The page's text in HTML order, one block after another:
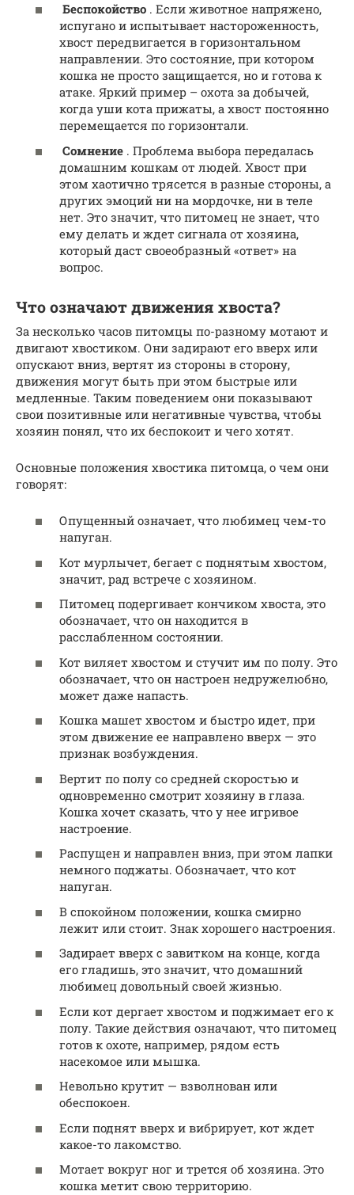
Беспокойство . Если животное напряжено,
испугано и испытывает настороженность,
хвост передвигается в горизонтальном
направлении. Это состояние, при котором
кошка не просто защищается, но и готова к
атаке. Яркий пример – охота за добычей,
когда уши кота прижаты, а хвост постоянно
перемещается по горизонтали.
Сомнение . Проблема выбора передалась
домашним кошкам от людей. Хвост при
этом хаотично трясется в разные стороны, а
других эмоций ни на мордочке, ни в теле
нет. Это значит, что питомец не знает, что
ему делать и ждет сигнала от хозяина,
который даст своеобразный «ответ» на
вопрос.
Что означают движения хвоста?
За несколько часов питомцы по-разному мотают и
двигают хвостиком. Они задирают его вверх или
опускают вниз, вертят из стороны в сторону,
движения могут быть при этом быстрые или
медленные. Таким поведением они показывают
свои позитивные или негативные чувства, чтобы
хозяин понял, что их беспокоит и чего хотят.
Основные положения хвостика питомца, о чем они
говорят:
Опущенный означает, что любимец чем-то
напуган.
Кот мурлычет, бегает с поднятым хвостом,
значит, рад встрече с хозяином.
Питомец подергивает кончиком хвоста, это
обозначает, что он находится в
расслабленном состоянии.
Кот виляет хвостом и стучит им по полу. Это
обозначает, что он настроен недружелюбно,
может даже напасть.
Кошка машет хвостом и быстро идет, при
этом движение ее направлено вверх — это
признак возбуждения.
Вертит по полу со средней скоростью и
одновременно смотрит хозяину в глаза.
Кошка хочет сказать, что у нее игривое
настроение.
Распущен и направлен вниз, при этом лапки
немного поджаты. Обозначает, что кот
напуган.
В спокойном положении, кошка смирно
лежит или стоит. Знак хорошего настроения.
Задирает вверх с завитком на конце, когда
его гладишь, это значит, что домашний
любимец довольный своей жизнью.
Если кот дергает хвостом и поджимает его к
полу. Такие действия означают, что питомец
готов к охоте, например, рядом есть
насекомое или мышка.
Невольно крутит — взволнован или
обеспокоен.
Если поднят вверх и вибрирует, кот ждет
какое-то лакомство.
Мотает вокруг ног и трется об хозяина. Это
кошка метит свою территорию.